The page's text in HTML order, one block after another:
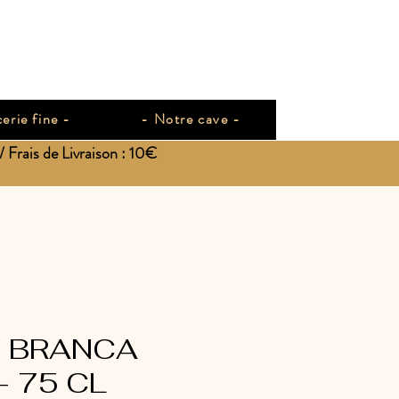
fine - - Notre cave -
Frais de Livraison : 10€
BRANCA
75 CL